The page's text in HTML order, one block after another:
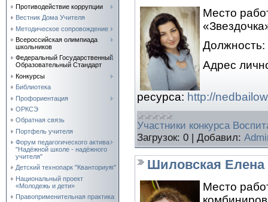
Противодействие коррупции
Вестник Дома Учителя
Методическое сопровождение
Всероссийская олимпиада
школьников
Федеральный Государственный
Образовательный Стандарт
Конкурсы
Библиотека
Профориентация
ОРКСЭ
Обратная связь
Портфель учителя
Форум педагогического актива
"Надёжной школе - надёжного
учителя"
Детский технопарк "Кванториум"
Национальный проект
«Молодежь и дети»
Правоприменительная практика
Место
Должность:
Адрес
ресурса: http://
Участники конкурса
Загрузок: 0 Добавил:
Шиловская Елена
Место